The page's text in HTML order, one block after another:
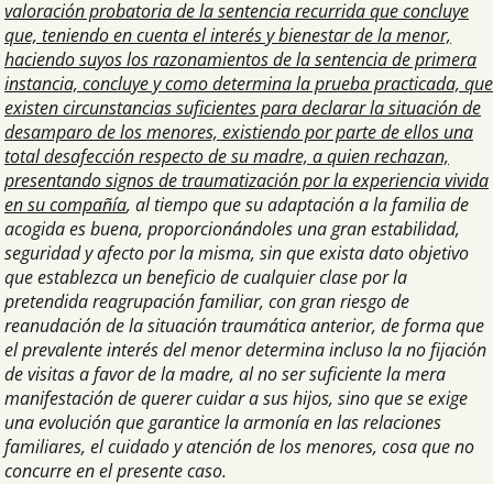
valoración probatoria de la sentencia recurrida que concluye
que, teniendo en cuenta el interés y bienestar de la menor,
haciendo suyos los razonamientos de la sentencia de primera
instancia, concluye y como determina la prueba practicada, que
existen circunstancias suficientes para declarar la situación de
desamparo de los menores, existiendo por parte de ellos una
total desafección respecto de su madre, a quien rechazan,
presentando signos de traumatización por la experiencia vivida
en su compañía, al tiempo que su adaptación a la familia de
acogida es buena, proporcionándoles una gran estabilidad,
seguridad y afecto por la misma, sin que exista dato objetivo
que establezca un beneficio de cualquier clase por la
pretendida reagrupación familiar, con gran riesgo de
reanudación de la situación traumática anterior, de forma que
el prevalente interés del menor determina incluso la no fijación
de visitas a favor de la madre, al no ser suficiente la mera
manifestación de querer cuidar a sus hijos, sino que se exige
una evolución que garantice la armonía en las relaciones
familiares, el cuidado y atención de los menores, cosa que no
concurre en el presente caso.